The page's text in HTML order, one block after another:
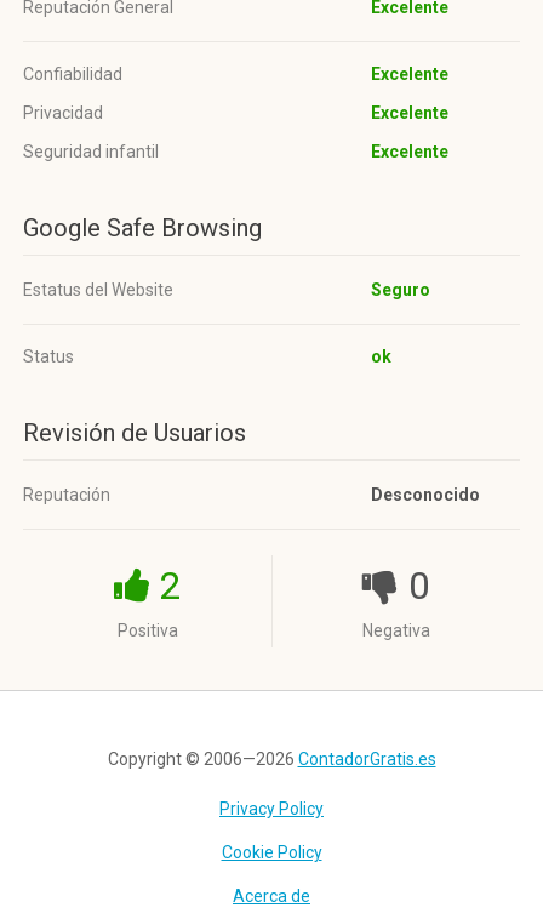
Reputación General Excelente
Confiabilidad
Excelente
Privacidad
Excelente
Seguridad infantil
Excelente
Google Safe Browsing
Estatus del Website Seguro
Status ok
Revisión de Usuarios
Reputación Desconocido
2
Positiva
0
Negativa
Copyright © 2006—2026 ContadorGratis.es
Privacy Policy
Cookie Policy
Acerca de